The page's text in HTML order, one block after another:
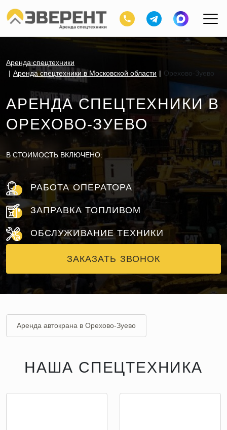
Аренда спецтехники
Аренда спецтехники в Московской области
Орехово-Зуево
АРЕНДА СПЕЦТЕХНИКИ В
ОРЕХОВО-ЗУЕВО
В СТОИМОСТЬ ВКЛЮЧЕНО:
РАБОТА ОПЕРАТОРА
ЗАПРАВКА ТОПЛИВОМ
ОБСЛУЖИВАНИЕ ТЕХНИКИ
ЗАКАЗАТЬ ЗВОНОК
Аренда автокрана в Орехово-Зуево
Аренда манипулятора в Орехово-Зуево
Аренда мини-погрузчика в Орехово-Зуево
НАША СПЕЦТЕХНИКА